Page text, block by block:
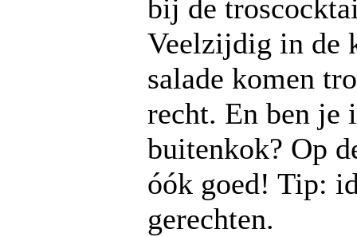
bij de
Veelzijdig in de
salade komen
recht. En ben je
buitenkok? Op
óók goed! Tip:
gerechten.